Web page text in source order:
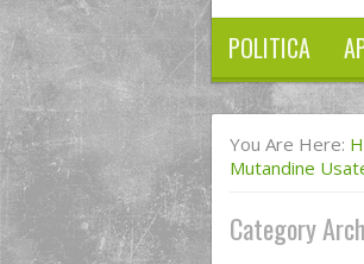
POLITICA
You Are Here:
Mutandine
Category